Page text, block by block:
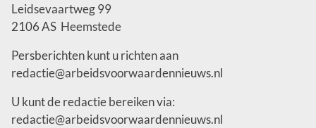
Leidsevaartweg 99
2106 AS Heemstede
Persberichten kunt u richten aan
redactie@arbeidsvoorwaardennieuws.nl
U kunt de redactie bereiken via:
redactie@arbeidsvoorwaardennieuws.nl